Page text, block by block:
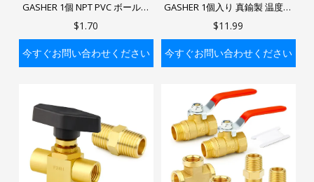
GASHER 1個 NPT PVC ボールバ
ルブ シャットオフスイッチ プー
バルブ PVCコントロールバルブ
$1.70
今すぐお問い合わせください
バッグに入れる
GASHER 1個入り 真鍮製 温度圧
力リリーフバルブ 1/2インチ NPT
$11.99
今すぐお問い合わせください